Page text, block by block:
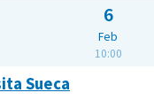
6
Feb
10:00
Sueca